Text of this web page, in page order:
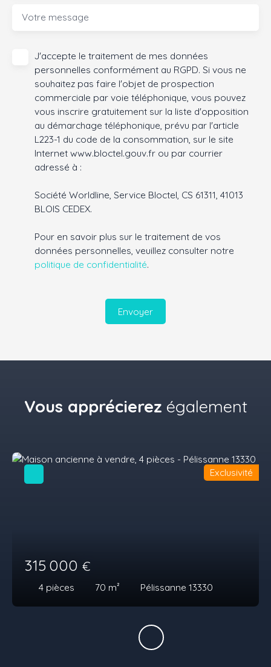
Votre message
J'accepte le traitement de mes données
personnelles conformément au RGPD. Si vous ne
souhaitez pas faire l'objet de prospection
commerciale par voie téléphonique, vous pouvez
vous inscrire gratuitement sur la liste d'opposition
au démarchage téléphonique, prévu par l'article
L223-1 du code de la consommation, sur le site
Internet www.bloctel.gouv.fr ou par courrier
adressé à :
Société Worldline, Service Bloctel, CS 61311, 41013
BLOIS CEDEX.
Pour en savoir plus sur le traitement de vos
données personnelles, veuillez consulter notre
politique de confidentialité.
Envoyer
Vous apprécierez également
315 000 €
4 pièces 70 m² Pélissanne 13330
Exclusivité